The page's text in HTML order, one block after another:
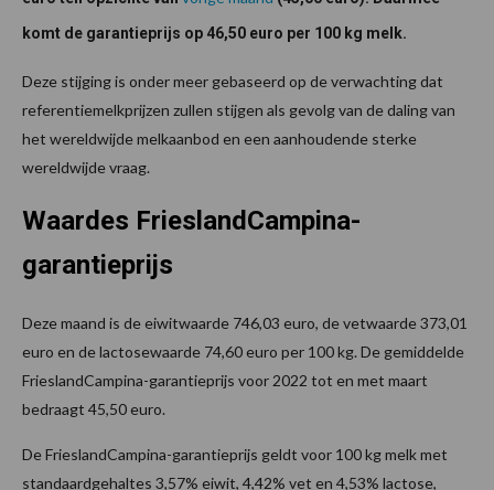
komt de garantieprijs op 46,50 euro per 100 kg melk.
Deze stijging is onder meer gebaseerd op de verwachting dat
referentiemelkprijzen zullen stijgen als gevolg van de daling van
het wereldwijde melkaanbod en een aanhoudende sterke
wereldwijde vraag.
Waardes FrieslandCampina-
garantieprijs
Deze maand is de eiwitwaarde 746,03 euro, de vetwaarde 373,01
euro en de lactosewaarde 74,60 euro per 100 kg. De gemiddelde
FrieslandCampina-garantieprijs voor 2022 tot en met maart
bedraagt 45,50 euro.
De FrieslandCampina-garantieprijs geldt voor 100 kg melk met
standaardgehaltes 3,57% eiwit, 4,42% vet en 4,53% lactose,